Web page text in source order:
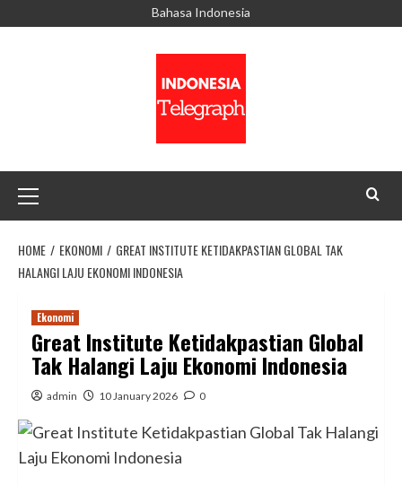
to
Bahasa Indonesia
Menu
HOME EKONOMI
GREAT INSTITUTE KETIDAKPASTIAN GLOBAL TAK
HALANGI LAJU EKONOMI INDONESIA
Ekonomi
Great Institute Ketidakpastian Global
Tak Halangi Laju Ekonomi Indonesia
admin 10 January 2026 0